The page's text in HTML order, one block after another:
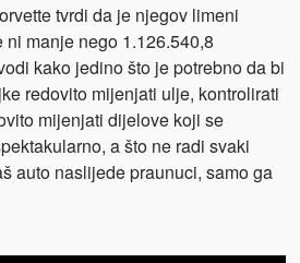
tvrdi da je njegov limeni
manje nego 1.126.540,8
kako jedino što je potrebno da bi
redovito mijenjati ulje, kontrolirati
mijenjati dijelove koji se
a što ne radi svaki
auto naslijede praunuci, samo ga